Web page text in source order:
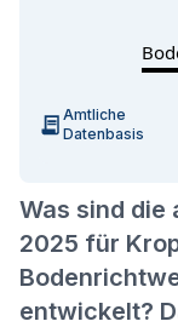
Was sind die
2025 für
entwickelt?
Amtliche
Datenbasis